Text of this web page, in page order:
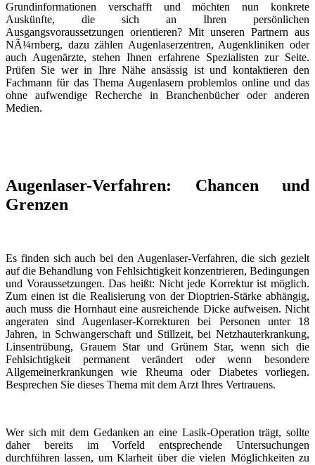
Grundinformationen verschafft und möchten nun konkrete
Auskünfte, die sich an Ihren persönlichen
Ausgangsvoraussetzungen orientieren? Mit unseren Partnern aus
NÃ¼rnberg, dazu zählen Augenlaserzentren, Augenkliniken oder
auch Augenärzte, stehen Ihnen erfahrene Spezialisten zur Seite.
Prüfen Sie wer in Ihre Nähe ansässig ist und kontaktieren den
Fachmann für das Thema Augenlasern problemlos online und das
ohne aufwendige Recherche in Branchenbücher oder anderen
Medien.
Augenlaser-Verfahren: Chancen und
Grenzen
Es finden sich auch bei den Augenlaser-Verfahren, die sich gezielt
auf die Behandlung von Fehlsichtigkeit konzentrieren, Bedingungen
und Voraussetzungen. Das heißt: Nicht jede Korrektur ist möglich.
Zum einen ist die Realisierung von der Dioptrien-Stärke abhängig,
auch muss die Hornhaut eine ausreichende Dicke aufweisen. Nicht
angeraten sind Augenlaser-Korrekturen bei Personen unter 18
Jahren, in Schwangerschaft und Stillzeit, bei Netzhauterkrankung,
Linsentrübung, Grauem Star und Grünem Star, wenn sich die
Fehlsichtigkeit permanent verändert oder wenn besondere
Allgemeinerkrankungen wie Rheuma oder Diabetes vorliegen.
Besprechen Sie dieses Thema mit dem Arzt Ihres Vertrauens.
Wer sich mit dem Gedanken an eine Lasik-Operation trägt, sollte
daher bereits im Vorfeld entsprechende Untersuchungen
durchführen lassen, um Klarheit über die vielen Möglichkeiten zu